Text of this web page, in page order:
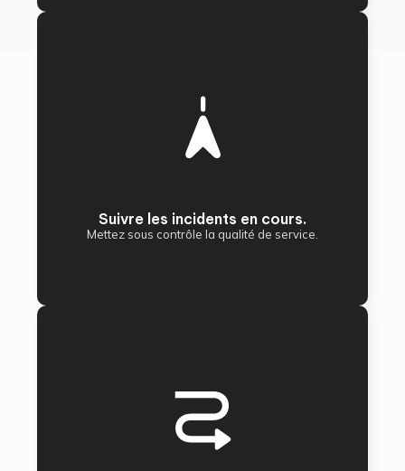
Suivre les incidents en cours.
Mettez sous contrôle la qualité de service.